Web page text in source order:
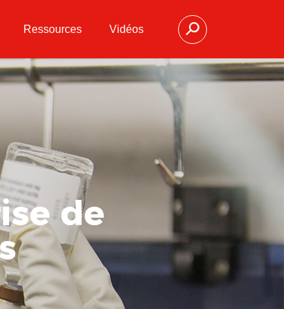
Ressources Vidéos
de